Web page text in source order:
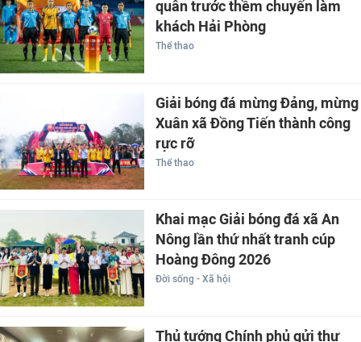
quân trước thềm chuyến làm
khách Hải Phòng
Thể thao
Giải bóng đá mừng Đảng, mừng
Xuân xã Đồng Tiến thành công
rực rỡ
Thể thao
Khai mạc Giải bóng đá xã An
Nông lần thứ nhất tranh cúp
Hoàng Đông 2026
Đời sống - Xã hội
Thủ tướng Chính phủ gửi thư